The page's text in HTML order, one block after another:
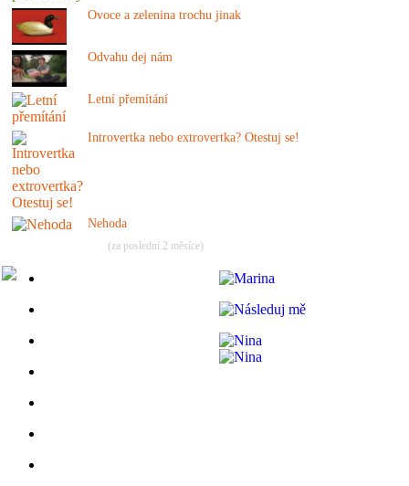
Ovoce a zelenina trochu jinak
Odvahu dej nám
Letní přemítání
Introvertka nebo extrovertka? Otestuj se!
Nehoda
(za poslední 2 měsíce)